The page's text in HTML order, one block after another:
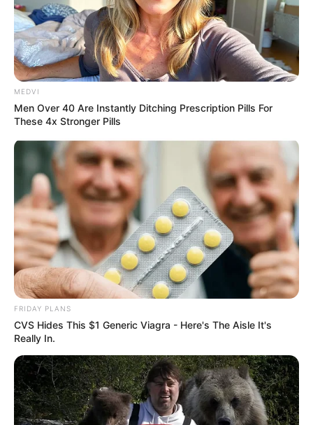
MEDVI
Men Over 40 Are Instantly Ditching Prescription Pills For
These 4x Stronger Pills
FRIDAY PLANS
CVS Hides This $1 Generic Viagra - Here's The Aisle It's
Really In.